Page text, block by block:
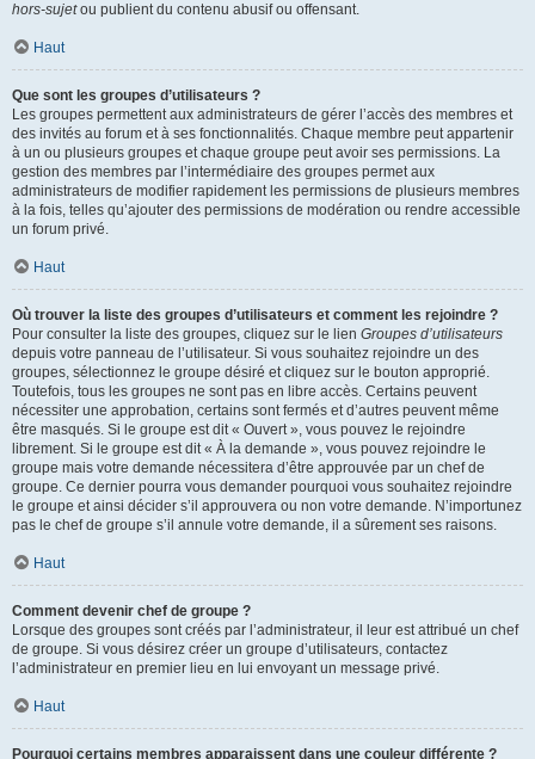
hors-sujetou publient du contenu abusif ou offensant.
Haut
Que sont les groupes d’utilisateurs ?
Les groupes permettent aux administrateurs de gérer l’accès des membres et
des invités au forum et à ses fonctionnalités. Chaque membre peut appartenir
à un ou plusieurs groupes et chaque groupe peut avoir ses permissions. La
gestion des membres par l’intermédiaire des groupes permet aux
administrateurs de modifier rapidement les permissions de plusieurs membres
à la fois, telles qu’ajouter des permissions de modération ou rendre accessible
un forum privé.
Haut
Où trouver la liste des groupes d’utilisateurs et comment les rejoindre ?
Pour consulter la liste des groupes, cliquez sur le lien Groupes d’utilisateurs
depuis votre panneau de l’utilisateur. Si vous souhaitez rejoindre un des
groupes, sélectionnez le groupe désiré et cliquez sur le bouton approprié.
Toutefois, tous les groupes ne sont pas en libre accès. Certains peuvent
nécessiter une approbation, certains sont fermés et d’autres peuvent même
être masqués. Si le groupe est dit « Ouvert », vous pouvez le rejoindre
librement. Si le groupe est dit « À la demande », vous pouvez rejoindre le
groupe mais votre demande nécessitera d’être approuvée par un chef de
groupe. Ce dernier pourra vous demander pourquoi vous souhaitez rejoindre
le groupe et ainsi décider s’il approuvera ou non votre demande. N’importunez
pas le chef de groupe s’il annule votre demande, il a sûrement ses raisons.
Haut
Comment devenir chef de groupe ?
Lorsque des groupes sont créés par l’administrateur, il leur est attribué un chef
de groupe. Si vous désirez créer un groupe d’utilisateurs, contactez
l’administrateur en premier lieu en lui envoyant un message privé.
Haut
Pourquoi certains membres apparaissent dans une couleur différente ?